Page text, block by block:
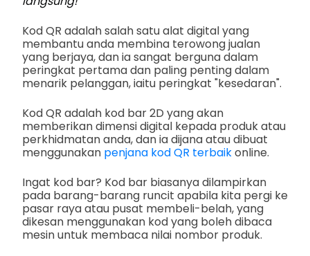
Kod QR adalah salah satu alat digital yang
membantu anda membina terowong jualan
yang berjaya, dan ia sangat berguna dalam
peringkat pertama dan paling penting dalam
menarik pelanggan, iaitu peringkat "kesedaran".
Kod QR adalah kod bar 2D yang akan
memberikan dimensi digital kepada produk atau
perkhidmatan anda, dan ia dijana atau dibuat
menggunakan penjana kod QR terbaikonline.
Ingat kod bar? Kod bar biasanya dilampirkan
pada barang-barang runcit apabila kita pergi ke
pasar raya atau pusat membeli-belah, yang
dikesan menggunakan kod yang boleh dibaca
mesin untuk membaca nilai nombor produk.